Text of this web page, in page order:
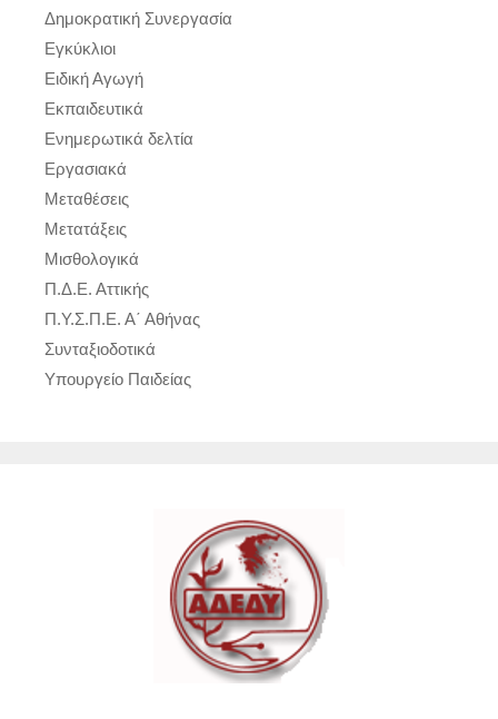
Δημοκρατική Συνεργασία
Εγκύκλιοι
Ειδική Αγωγή
Εκπαιδευτικά
Ενημερωτικά δελτία
Εργασιακά
Μεταθέσεις
Μετατάξεις
Μισθολογικά
Π.Δ.Ε. Αττικής
Π.Υ.Σ.Π.Ε. Α΄ Αθήνας
Συνταξιοδοτικά
Υπουργείο Παιδείας